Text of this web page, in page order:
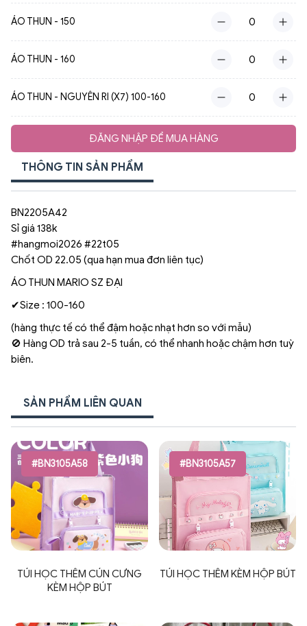
ÁO THUN - 150
ÁO THUN - 160
ÁO THUN - NGUYÊN RI (X7) 100-160
ĐĂNG NHẬP ĐỂ MUA HÀNG
THÔNG TIN SẢN PHẨM
BN2205A42
Sỉ giá 138k
#hangmoi2026 #22t05
Chốt OD 22.05 (qua hạn mua đơn liên tục)
ÁO THUN MARIO SZ ĐẠI
✔Size : 100-160
(hàng thực tế có thể đậm hoặc nhạt hơn so với mẫu)
🚫 Hàng OD trả sau 2-5 tuần, có thể nhanh hoặc chậm hơn tuỳ
biên.
SẢN PHẨM LIÊN QUAN
#BN3105A58
TÚI HỌC THÊM CÚN CƯNG
KÈM HỘP BÚT
#BN3105A57
TÚI HỌC THÊM KÈM HỘP BÚT